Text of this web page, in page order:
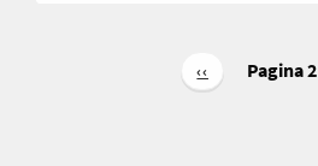
Vorige
pagina
‹‹ Pagina 2